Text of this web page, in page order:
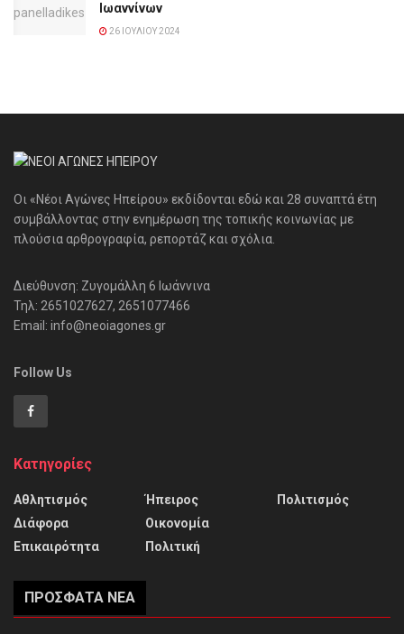
Ιωαννίνων
26 ΙΟΥΛΊΟΥ 2024
Οι «Νέοι Αγώνες Ηπείρου» εκδίδονται εδώ και 28 συναπτά έτη
συμβάλλοντας στην ενημέρωση της τοπικής κοινωνίας με
πλούσια αρθρογραφία, ρεπορτάζ και σχόλια.
Διεύθυνση: Ζυγομάλλη 6 Ιωάννινα
Τηλ: 2651027627, 2651077466
Email: info@neoiagones.gr
Follow Us
Κατηγορίες
Αθλητισμός
Διάφορα
Επικαιρότητα
Ήπειρος
Οικονομία
Πολιτική
Πολιτισμός
ΠΡΌΣΦΑΤΑ ΝΈΑ